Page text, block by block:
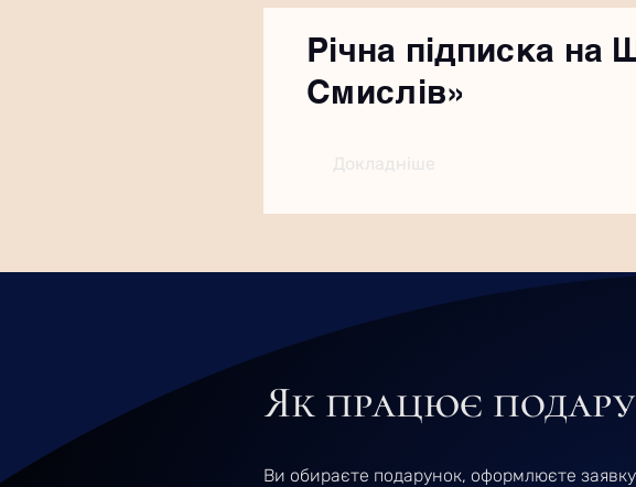
Річна підписка на
Смислів»
Докладніше
Як працює
Ви обираєте подарунок, оформлюєте